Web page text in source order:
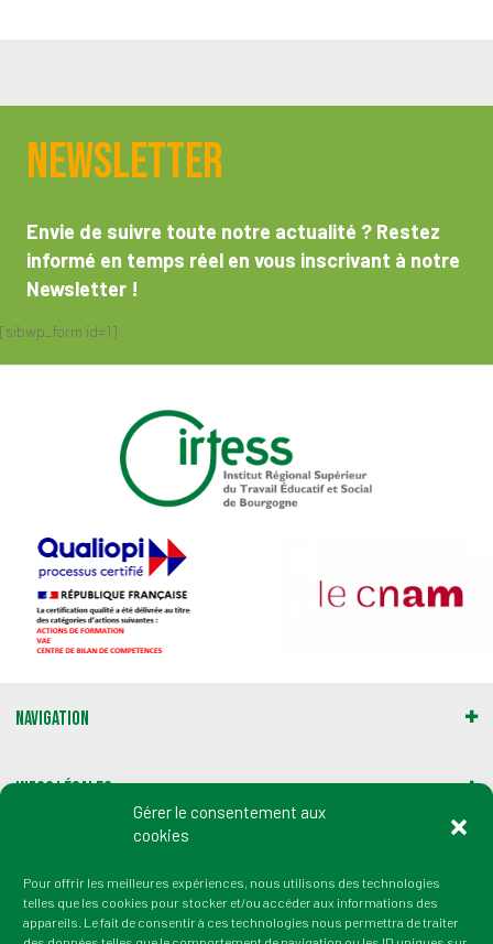
Gérer le consentement aux
cookies
Pour offrir les meilleures expériences, nous utilisons des technologies
telles que les cookies pour stocker et/ou accéder aux informations des
appareils. Le fait de consentir à ces technologies nous permettra de traiter
Newsletter
Envie de suivre toute notre actualité ? Restez
informé en temps réel en vous inscrivant à notre
Newsletter !
[sibwp_form id=1]
Navigation
Infos légales
Adresse :
2 rue du Professeur Marion